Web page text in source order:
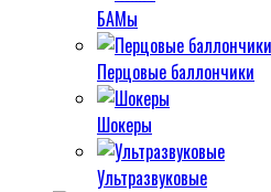
БАМы
Перцовые баллончики
Шокеры
Ультразвуковые